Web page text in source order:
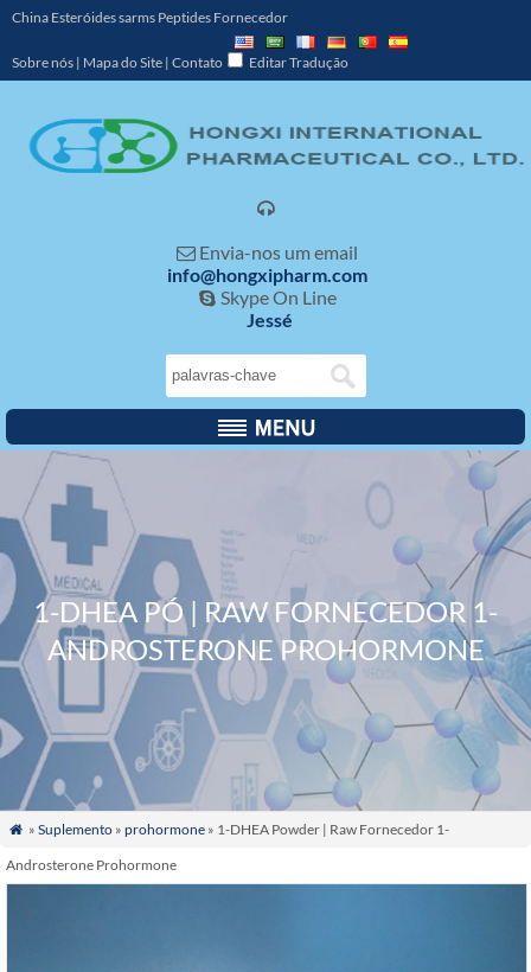
China Esteróides sarms Peptides Fornecedor
Sobre nós | Mapa do Site | Contato Editar Tradução

 Envia-nos um email
info@hongxipharm.com
 Skype On Line
Jessé
1-DHEA PÓ | RAW FORNECEDOR 1-
ANDROSTERONE PROHORMONE
 » Suplemento» prohormone » 1-DHEA Powder| Raw Fornecedor 1-
Androsterone Prohormone